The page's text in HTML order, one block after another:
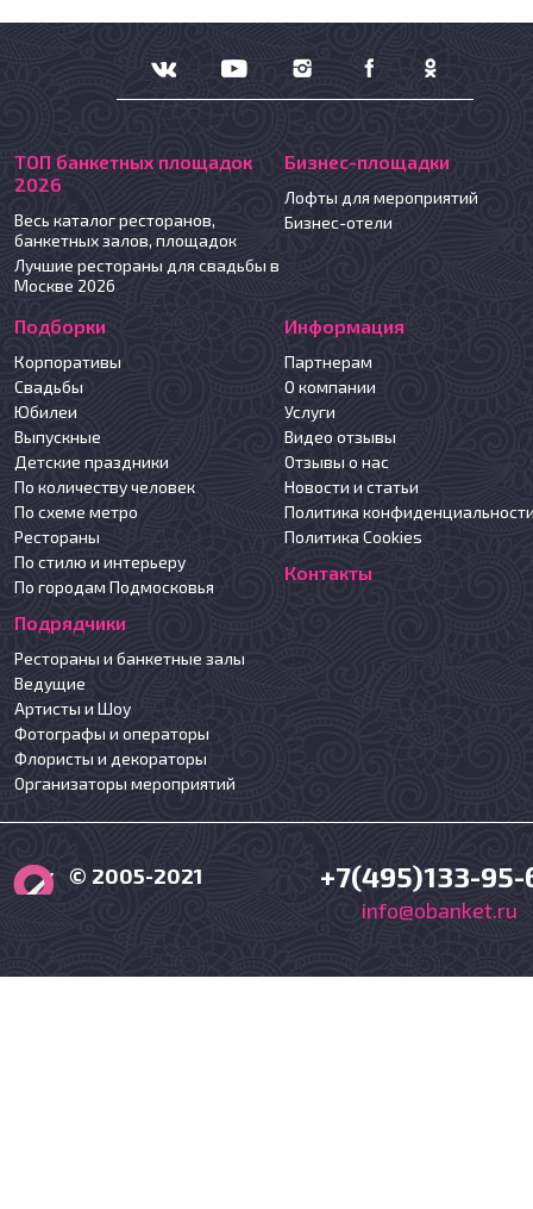
ТОП банкетных площадок
2026
Весь каталог ресторанов,
банкетных залов, площадок
Лучшие рестораны для свадьбы в
Москве 2026
Бизнес-площадки
Лофты для мероприятий
Бизнес-отели
Подборки
Корпоративы
Свадьбы
Юбилеи
Выпускные
Детские праздники
По количеству человек
По схеме метро
Рестораны
По стилю и интерьеру
По городам Подмосковья
Подрядчики
Рестораны и банкетные залы
Ведущие
Артисты и Шоу
Фотографы и операторы
Флористы и декораторы
Организаторы мероприятий
Информация
Партнерам
О компании
Услуги
Видео отзывы
Отзывы о нас
Новости и статьи
Политика
Политика Cookies
Контакты
© 2005-2021 +7(495)133-95-
info@obanket.ru